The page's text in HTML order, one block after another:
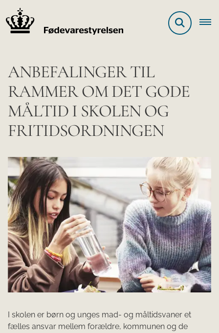
ANBEFALINGER TIL
RAMMER OM DET GODE
MÅLTID I SKOLEN OG
FRITIDSORDNINGEN
I skolen er børn og unges mad- og måltidsvaner et
fælles ansvar mellem forældre, kommunen og de